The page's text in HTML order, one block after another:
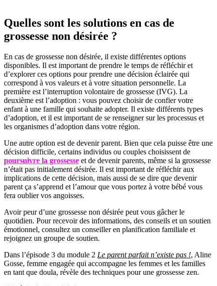
Quelles sont les solutions en cas de
grossesse non désirée ?
En cas de grossesse non désirée, il existe différentes options
disponibles. Il est important de prendre le temps de réfléchir et
d’explorer ces options pour prendre une décision éclairée qui
correspond à vos valeurs et à votre situation personnelle. La
première est l’interruption volontaire de grossesse (IVG). La
deuxième est l’adoption : vous pouvez choisir de confier votre
enfant à une famille qui souhaite adopter. Il existe différents types
d’adoption, et il est important de se renseigner sur les processus et
les organismes d’adoption dans votre région.
Une autre option est de devenir parent. Bien que cela puisse être une
décision difficile, certains individus ou couples choisissent de
poursuivre la grossesse et de devenir parents, même si la grossesse
n’était pas initialement désirée. Il est important de réfléchir aux
implications de cette décision, mais aussi de se dire que devenir
parent ça s’apprend et l’amour que vous portez à votre bébé vous
fera oublier vos angoisses.
Avoir peur d’une grossesse non désirée peut vous gâcher le
quotidien. Pour recevoir des informations, des conseils et un soutien
émotionnel, consultez un conseiller en planification familiale et
rejoignez un groupe de soutien.
Dans l’épisode 3 du module 2 Le parent parfait n’existe pas !, Aline
Gosse, femme engagée qui accompagne les femmes et les familles
en tant que doula​, révèle des techniques pour une grossesse zen.